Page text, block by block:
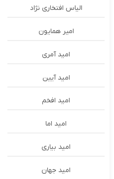
الیاس افتخاری نژاد
امير همايون
امید آمری
امید آیین
امید افخم
امید اما
امید بیاری
امید جهان